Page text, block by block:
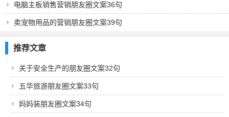
电脑主板销售营销朋友圈文案36句
卖宠物用品的营销朋友圈文案39句
推荐文章
关于安全生产的朋友圈文案32句
五华旅游朋友圈文案33句
妈妈装朋友圈文案34句